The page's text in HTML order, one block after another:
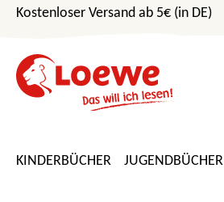
Hauptinhalt springen
Zur Suche springen
Zur Hauptnavigation springen
Kostenloser Versand ab 5€ (in DE)
KINDERBÜCHER JUGENDBÜCHER